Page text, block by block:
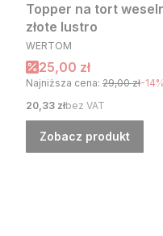
Topper na tort
złote lustro
PRODUCENT
WERTOM
Cena promocyjna
25,00 zł
Najniższa cena: 29,00 zł-14%
Cena
20,33 złbez VAT
Zobacz produkt